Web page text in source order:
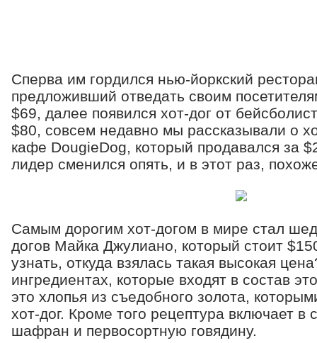
Сперва им гордился нью-йоркский
предложивший отведать своим
$69, далее появился хот-дог от
$80, совсем недавно мы рассказывали о
кафе DougieDog, который продавался за
лидер сменился опять, и в этот раз,
Самым дорогим хот-догом в мире стал
догов Майка Джулиано, который стоит
узнать, откуда взялась такая высокая
ингредиентах, которые входят в состав
это хлопья из съедобного золота,
хот-дог. Кроме того рецептура включает в
шафран и первосортную говядину.